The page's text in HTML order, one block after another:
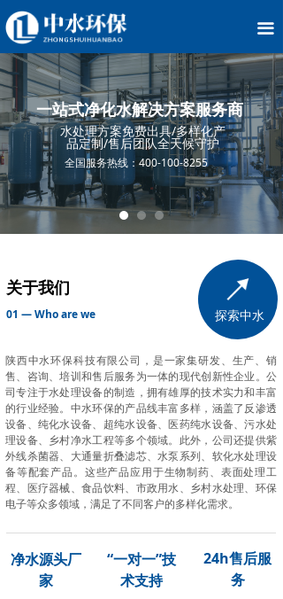
끀
一站式净化水解决方案服务商
水处理方案免费出具/多样化产
品定制/售后团队全天候守护
全国服务热线：400-100-8255
关于我们
01 — Who are we 探索中水
陕西中水环保科技有限公司，是一家集研发、生产、销
售、咨询、培训和售后服务为一体的现代创新性企业。公
司专注于水处理设备的制造，拥有雄厚的技术实力和丰富
的行业经验。中水环保的产品线丰富多样，涵盖了反渗透
设备、纯化水设备、超纯水设备、医药纯水设备、污水处
理设备、乡村净水工程等多个领域。此外，公司还提供紫
外线杀菌器、大通量折叠滤芯、水泵系列、软化水处理设
备等配套产品。这些产品应用于生物制药、表面处理工
程、医疗器械、食品饮料、市政用水、乡村水处理、环保
电子等众多领域，满足了不同客户的多样化需求。
净水源头厂
家
“一对一”技
术支持
24h售后服
务